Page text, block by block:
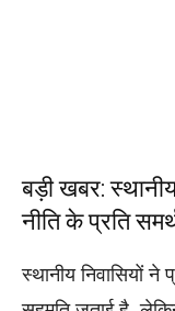
बड़ी खबर:
नीति के प्रति
स्थानीय निवासियों